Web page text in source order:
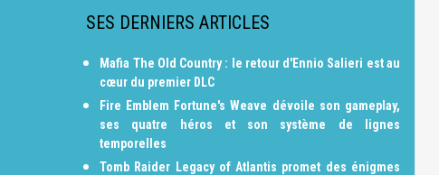
SES DERNIERS ARTICLES
Mafia The Old Country : le retour d'Ennio Salieri est au
cœur du premier DLC
Fire Emblem Fortune's Weave dévoile son gameplay,
ses quatre héros et son système de lignes
temporelles
Tomb Raider Legacy of Atlantis promet des énigmes